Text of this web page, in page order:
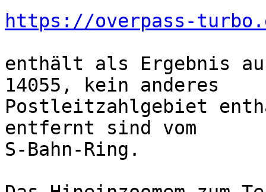
https://overpass-
enthält als Ergebnis
14055, kein anderes
Postleitzahlgebiet
entfernt sind vom
S-Bahn-Ring.